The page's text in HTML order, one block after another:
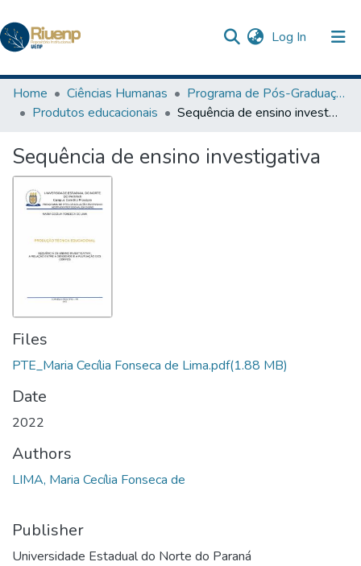
Log In (current)
Communities & Collections
Statistics
The Repository
Home Ciências Humanas
Programa de Pós-Graduação em Ensino
Produtos educacionais
Sequência de ensino investigativa
Sequência de ensino investigativa
Files
PTE_Maria Cecília Fonseca de Lima.pdf(1.88 MB)
Date
2022
Authors
LIMA, Maria Cecília Fonseca de
Publisher
Universidade Estadual do Norte do Paraná